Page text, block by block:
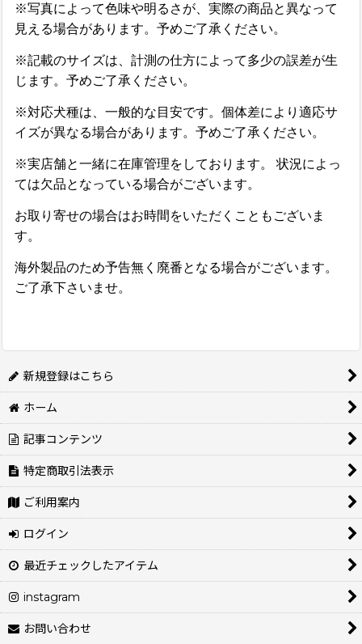
※写真によって色味や明るさが、実際の商品と異なって
見える場合があります。予めご了承ください。
※記載のサイズは、計測の仕方によって多少の誤差が生
じます。予めご了承ください。
※対応犬種は、一般的な目安です。個体差により適応サ
イズが異なる場合があります。予めご了承ください。
※実店舗と一緒に在庫管理をしております。 状況によっ
ては欠品となっている場合がございます。
お取り寄せの場合はお時間をいただくこともございま
す。
海外製品のため予告無く廃番となる場合がございます。
ご了承下さいませ。
新規登録はこちら
ホーム
記事コンテンツ
特定商取引法表示
ご利用案内
ログイン
最近チェックしたアイテム
instagram
お問い合わせ